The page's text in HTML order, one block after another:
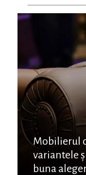
Mobilierul
variantele
buna